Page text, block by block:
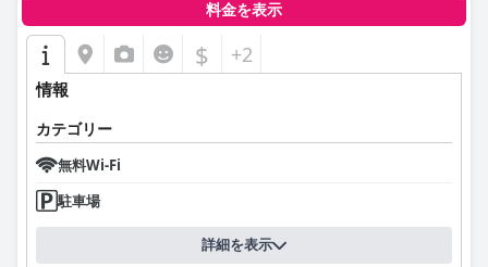
料金を表示
$ +2
情報
カテゴリー
無料Wi-Fi
駐車場
詳細を表示